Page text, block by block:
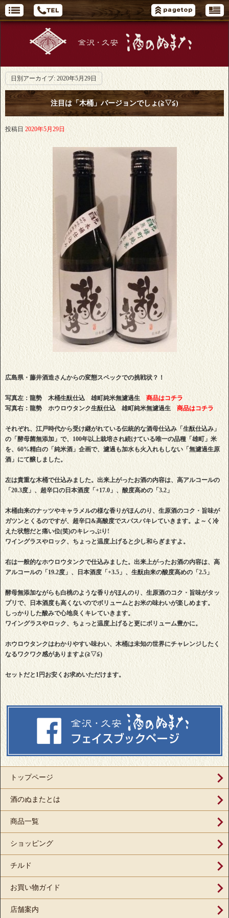
日別アーカイブ: 2020年5月29日
注目は「木桶」バージョンでしょ(≧▽≦)
投稿日 2020年5月29日
広島県・藤井酒造さんからの変態スペックでの挑戦状？！
写真左：龍勢 木桶生酛仕込 雄町純米無濾過生 商品はコチラ
写真右：龍勢 ホウロウタンク生酛仕込 雄町純米無濾過生 商品はコチラ
それぞれ、江戸時代から受け継がれている伝統的な酒母仕込み「生酛仕込み」
の「酵母菌無添加」で、100年以上栽培され続けている唯一の品種「雄町」米
を、60%精白の「純米酒」企画で、濾過も加水も火入れもしない「無濾過生原
酒」にて醸しました。
左は貴重な木桶で仕込みました。出来上がったお酒の内容は、高アルコールの
「20.3度」、超辛口の日本酒度「+17.0」、酸度高めの「3.2」
木桶由来のナッツやキャラメルの様な香りがほんのり、生原酒のコク・旨味が
ガツンとくるのですが、超辛口&高酸度でスパスパキレていきます。よ～く冷
えた状態だと痛い位(笑)のキレっぷり!
ワイングラスやロック、ちょっと温度上げると少し和らぎますよ。
右は一般的なホウロウタンクで仕込みました。出来上がったお酒の内容は、高
アルコールの「19.2度」、日本酒度「+3.5」、生酛由来の酸度高めの「2.5」
酵母無添加ながらも白桃のような香りがほんのり、生原酒のコク・旨味がタッ
プリで、日本酒度も高くないのでボリュームとお米の味わいが楽しめます。
しっかりした酸みで心地良くキレていきます。
ワイングラスやロック、ちょっと温度上げると更にボリューム豊かに。
ホウロウタンクはわかりやすい味わい、木桶は未知の世界にチャレンジしたく
なるワクワク感がありますよ(≧▽≦)
セットだと1円お安くお求めいただけます。
トップページ
酒のぬまたとは
商品一覧
ショッピング
チルド
お買い物ガイド
店舗案内